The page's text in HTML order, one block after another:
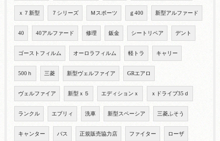
ｘ７新型 ７シリーズ Ｍスポーツ ｇ400 新型アルファード
40 40アルファード 修理 鈑金 シートリペア デント
ゴーストフィルム オーロラフィルム 軽トラ キャリー
500ｈ 三菱 新型ヴェルファイア GRエアロ
ヴェルファイア 新型ｘ５ エディションｘ ｘドライブ35ｄ
ランクル エブリィ 洗車 新型スペーシア 三菱ふそう
キャンター バス 正規販売協力店 ファイター ローザ